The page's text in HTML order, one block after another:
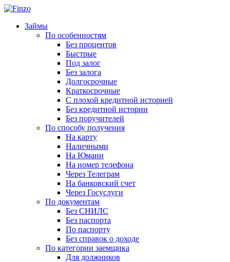
Займы
По особенностям
Без процентов
Быстрые
Под залог
Без залога
Долгосрочные
Краткосрочные
С плохой кредитной историей
Без кредитной истории
Без поручителей
По способу получения
На карту
Наличными
На Юмани
На номер телефона
Через Телеграм
На банковский счет
Через Госуслуги
По документам
Без СНИЛС
Без паспорта
По паспорту
Без справок о доходе
По категории заемщика
Для должников